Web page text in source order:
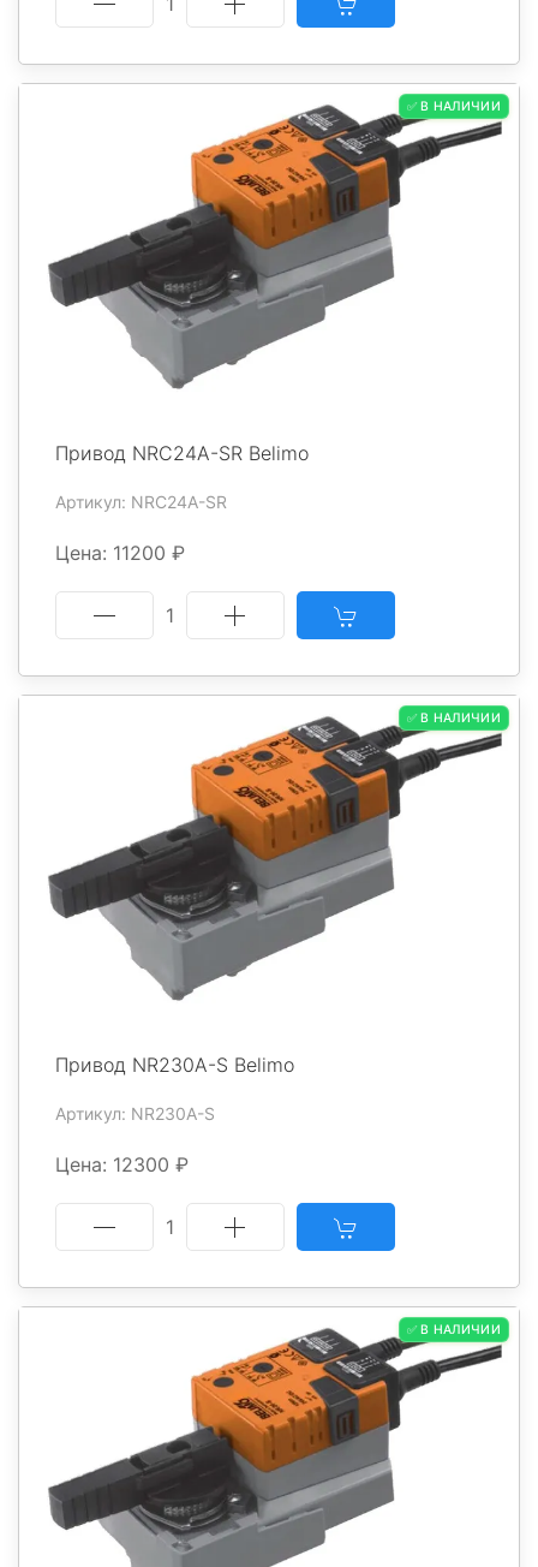
✅ В НАЛИЧИИ
Привод NRC24A-SR Belimo
Артикул: NRC24A-SR
Цена: 11200 ₽
1
✅ В НАЛИЧИИ
Привод NR230A-S Belimo
Артикул: NR230A-S
Цена: 12300 ₽
1
✅ В НАЛИЧИИ